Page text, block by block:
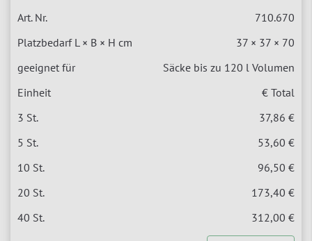
710.670
37 × 37 × 70
Säcke bis zu 120 l Volumen
€ Total
37,86 €
53,60 €
96,50 €
173,40 €
312,00 €